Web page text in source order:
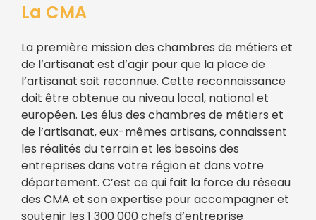
La CMA
La première mission des chambres de métiers et
de l’artisanat est d’agir pour que la place de
l’artisanat soit reconnue. Cette reconnaissance
doit être obtenue au niveau local, national et
européen. Les élus des chambres de métiers et
de l’artisanat, eux-mêmes artisans, connaissent
les réalités du terrain et les besoins des
entreprises dans votre région et dans votre
département. C’est ce qui fait la force du réseau
des CMA et son expertise pour accompagner et
soutenir les 1 300 000 chefs d’entreprise